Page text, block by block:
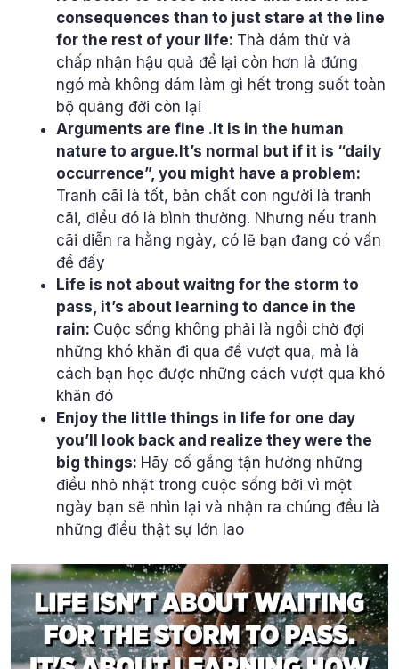
consequences than to just stare at the line
for the rest of your life: Thà dám thử và
chấp nhận hậu quả để lại còn hơn là đứng
ngó mà không dám làm gì hết trong suốt toàn
bộ quãng đời còn lại
Arguments are fine .It is in the human
nature to argue.It’s normal but if it is “daily
occurrence”, you might have a problem:
Tranh cãi là tốt, bản chất con người là tranh
cãi, điều đó là bình thường. Nhưng nếu tranh
cãi diễn ra hằng ngày, có lẽ bạn đang có vấn
đề đấy
Life is not about waitng for the storm to
pass, it’s about learning to dance in the
rain: Cuộc sống không phải là ngồi chờ đợi
những khó khăn đi qua để vượt qua, mà là
cách bạn học được những cách vượt qua khó
khăn đó
Enjoy the little things in life for one day
you’ll look back and realize they were the
big things: Hãy cố gắng tận hưởng những
điều nhỏ nhặt trong cuộc sống bởi vì một
ngày bạn sẽ nhìn lại và nhận ra chúng đều là
những điều thật sự lớn lao